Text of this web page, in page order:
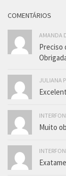
COMENTÁRIOS
AMANDA
Preciso
JULIANA
Muito